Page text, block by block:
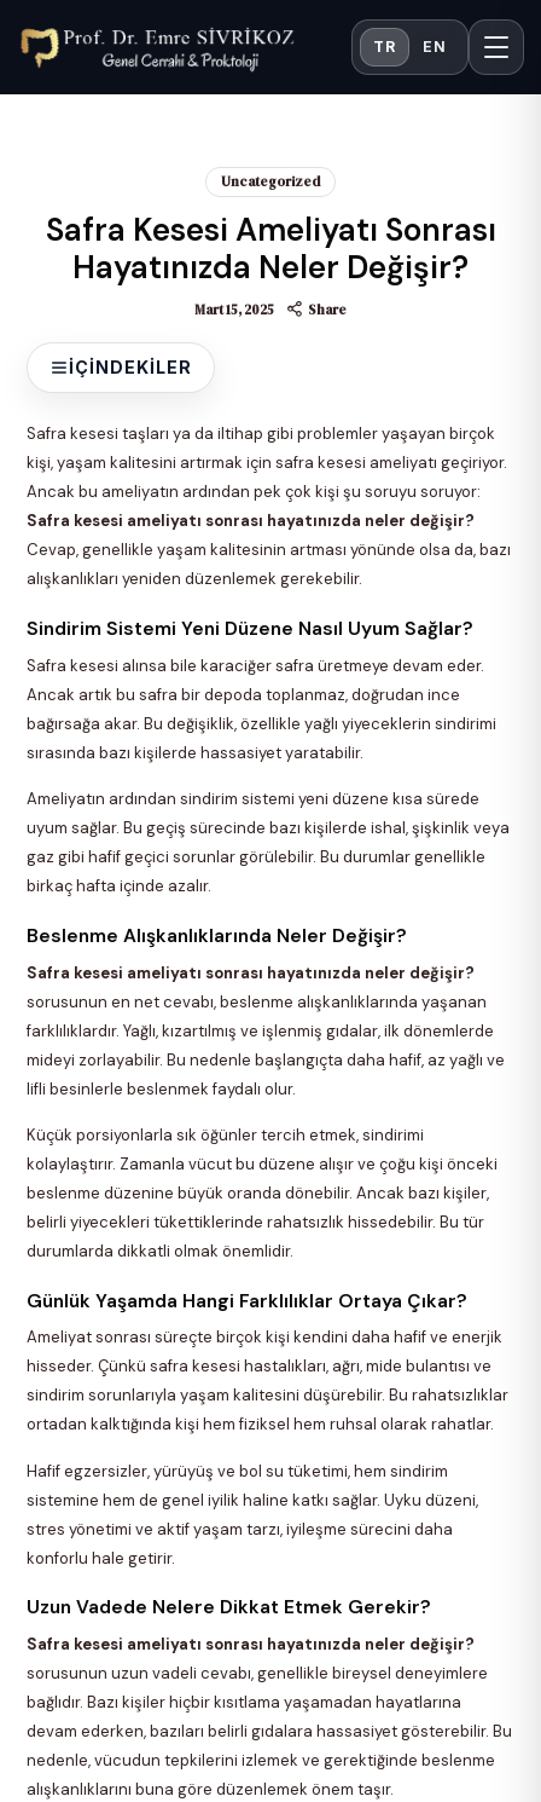
TR EN
Uncategorized
Safra Kesesi Ameliyatı Sonrası
Hayatınızda Neler Değişir?
Mart 15, 2025 Share
İÇINDEKILER
Safra kesesi taşları ya da iltihap gibi problemler yaşayan birçok
kişi, yaşam kalitesini artırmak için safra kesesi ameliyatı geçiriyor.
Ancak bu ameliyatın ardından pek çok kişi şu soruyu soruyor:
Safra kesesi ameliyatı sonrası hayatınızda neler değişir?
Cevap, genellikle yaşam kalitesinin artması yönünde olsa da, bazı
alışkanlıkları yeniden düzenlemek gerekebilir.
Sindirim Sistemi Yeni Düzene Nasıl Uyum Sağlar?
Safra kesesi alınsa bile karaciğer safra üretmeye devam eder.
Ancak artık bu safra bir depoda toplanmaz, doğrudan ince
bağırsağa akar. Bu değişiklik, özellikle yağlı yiyeceklerin sindirimi
sırasında bazı kişilerde hassasiyet yaratabilir.
Ameliyatın ardından sindirim sistemi yeni düzene kısa sürede
uyum sağlar. Bu geçiş sürecinde bazı kişilerde ishal, şişkinlik veya
gaz gibi hafif geçici sorunlar görülebilir. Bu durumlar genellikle
birkaç hafta içinde azalır.
Beslenme Alışkanlıklarında Neler Değişir?
Safra kesesi ameliyatı sonrası hayatınızda neler değişir?
sorusunun en net cevabı, beslenme alışkanlıklarında yaşanan
farklılıklardır. Yağlı, kızartılmış ve işlenmiş gıdalar, ilk dönemlerde
mideyi zorlayabilir. Bu nedenle başlangıçta daha hafif, az yağlı ve
lifli besinlerle beslenmek faydalı olur.
Küçük porsiyonlarla sık öğünler tercih etmek, sindirimi
kolaylaştırır. Zamanla vücut bu düzene alışır ve çoğu kişi önceki
beslenme düzenine büyük oranda dönebilir. Ancak bazı kişiler,
belirli yiyecekleri tükettiklerinde rahatsızlık hissedebilir. Bu tür
durumlarda dikkatli olmak önemlidir.
Günlük Yaşamda Hangi Farklılıklar Ortaya Çıkar?
Ameliyat sonrası süreçte birçok kişi kendini daha hafif ve enerjik
hisseder. Çünkü safra kesesi hastalıkları, ağrı, mide bulantısı ve
sindirim sorunlarıyla yaşam kalitesini düşürebilir. Bu rahatsızlıklar
ortadan kalktığında kişi hem fiziksel hem ruhsal olarak rahatlar.
Hafif egzersizler, yürüyüş ve bol su tüketimi, hem sindirim
sistemine hem de genel iyilik haline katkı sağlar. Uyku düzeni,
stres yönetimi ve aktif yaşam tarzı, iyileşme sürecini daha
konforlu hale getirir.
Uzun Vadede Nelere Dikkat Etmek Gerekir?
Safra kesesi ameliyatı sonrası hayatınızda neler değişir?
sorusunun uzun vadeli cevabı, genellikle bireysel deneyimlere
bağlıdır. Bazı kişiler hiçbir kısıtlama yaşamadan hayatlarına
devam ederken, bazıları belirli gıdalara hassasiyet gösterebilir. Bu
nedenle, vücudun tepkilerini izlemek ve gerektiğinde beslenme
alışkanlıklarını buna göre düzenlemek önem taşır.